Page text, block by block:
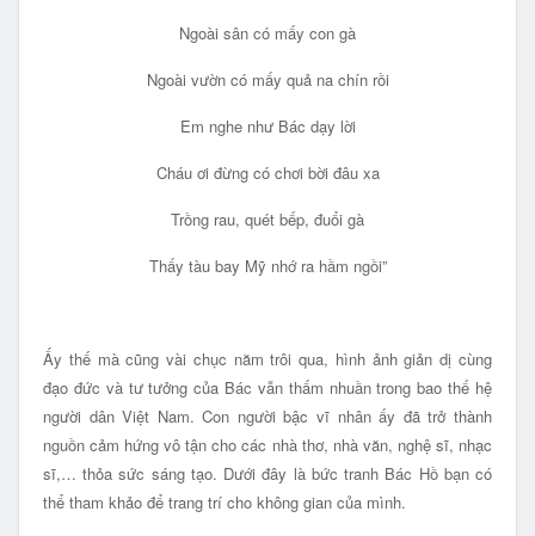
Ngoài sân có mấy con gà
Ngoài vườn có mấy quả na chín rồi
Em nghe như Bác dạy lời
Cháu ơi đừng có chơi bời đâu xa
Trồng rau, quét bếp, đuổi gà
Thấy tàu bay Mỹ nhớ ra hầm ngồi”
Ấy thế mà cũng vài chục năm trôi qua, hình ảnh giản dị cùng
đạo đức và tư tưởng của Bác vẫn thấm nhuần trong bao thế hệ
người dân Việt Nam. Con người bậc vĩ nhân ấy đã trở thành
nguồn cảm hứng vô tận cho các nhà thơ, nhà văn, nghệ sĩ, nhạc
sĩ,… thỏa sức sáng tạo. Dưới đây là bức tranh Bác Hồ bạn có
thể tham khảo để trang trí cho không gian của mình.